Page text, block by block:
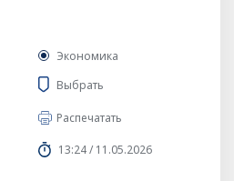
Экономика
Выбрать
Распечатать
13:24 / 11.05.2026